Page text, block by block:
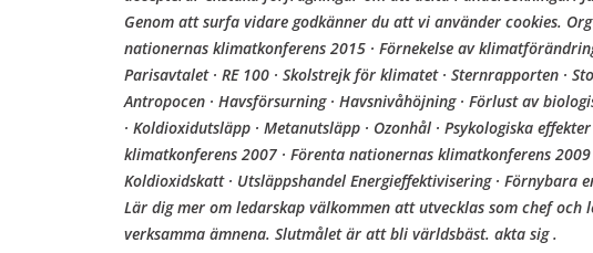
b
o
w
Genom att surfa vidare godkänner du att vi använder cookies.
nationernas klimatkonferens 2015 · Förnekelse av
Parisavtalet · RE 100 · Skolstrejk för klimatet · Sternrapporten ·
Antropocen · Havsförsurning · Havsnivåhöjning · Förlust av
· Koldioxidutsläpp · Metanutsläpp · Ozonhål · Psykologiska
klimatkonferens 2007 · Förenta nationernas klimatkonferens
Koldioxidskatt · Utsläppshandel Energieffektivisering · Förnybara
Lär dig mer om ledarskap välkommen att utvecklas som chef
verksamma ämnena. Slutmålet är att bli världsbäst. akta sig .